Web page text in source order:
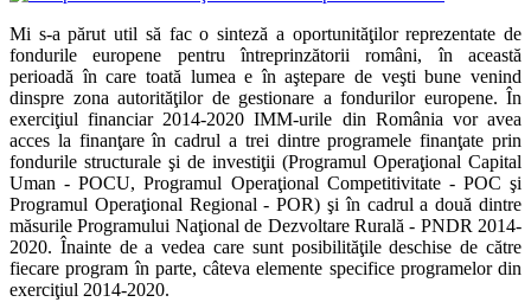
Mi s-a părut util să fac o sinteză a oportunităţilor reprezentate de
fondurile europene pentru întreprinzătorii români, în această
perioadă în care toată lumea e în aştepare de veşti bune venind
dinspre zona autorităţilor de gestionare a fondurilor europene. În
exerciţiul financiar 2014-2020 IMM-urile din România vor avea
acces la finanţare în cadrul a trei dintre programele finanţate prin
fondurile structurale şi de investiţii (Programul Operaţional Capital
Uman - POCU, Programul Operaţional Competitivitate - POC şi
Programul Operaţional Regional - POR) şi în cadrul a două dintre
măsurile Programului Naţional de Dezvoltare Rurală - PNDR 2014-
2020. Înainte de a vedea care sunt posibilităţile deschise de către
fiecare program în parte, câteva elemente specifice programelor din
exerciţiul 2014-2020.